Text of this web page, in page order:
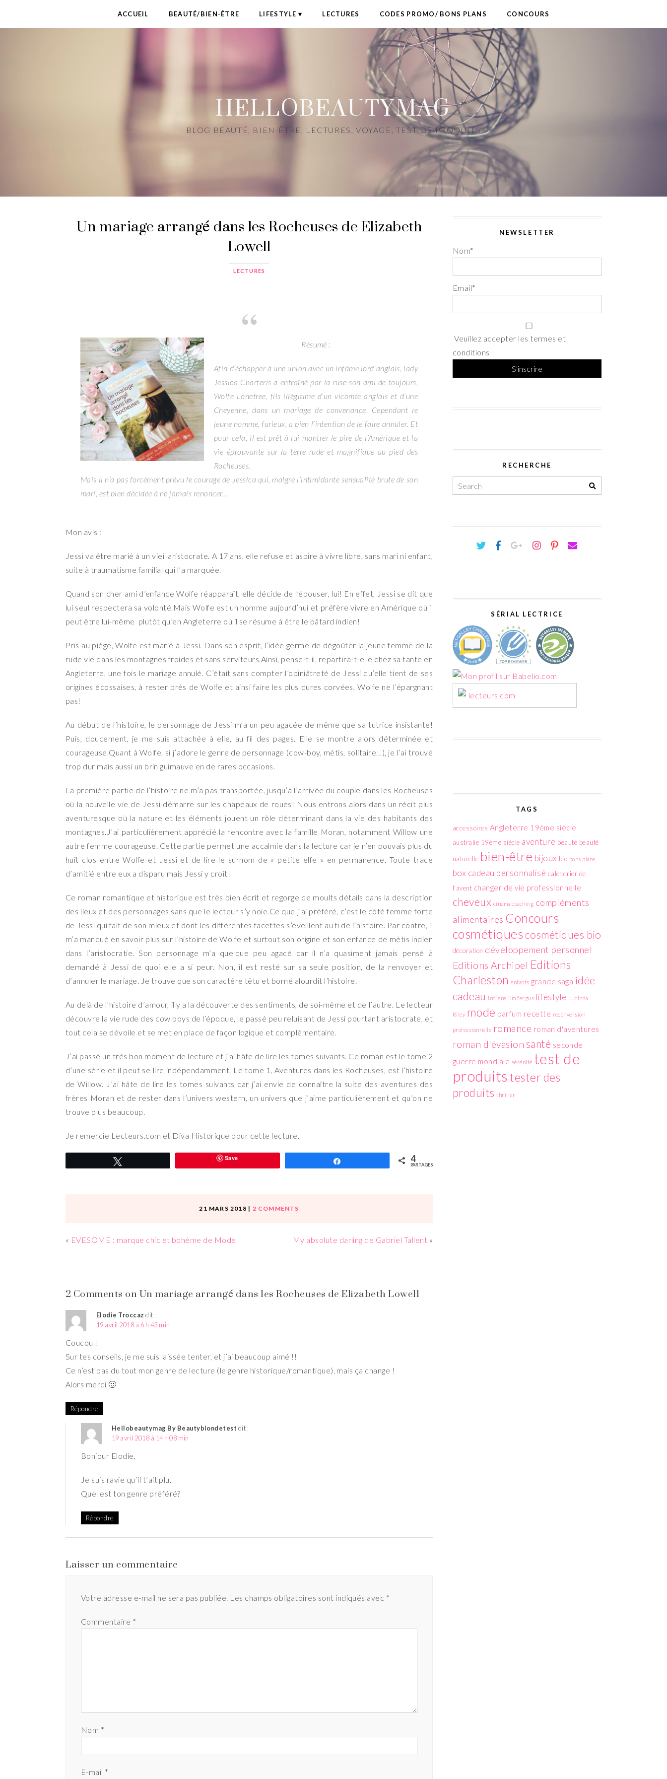
ACCUEIL BEAUTÉ/BIEN-ÊTRE LIFESTYLE LECTURES CODES PROMO/ BONS PLANS CONCOURS
HELLOBEAUTYMAG
BLOG BEAUTÉ, BIEN-ÊTRE, LECTURES, VOYAGE, TEST DE PRODUITS
Un mariage arrangé dans les Rocheuses de Elizabeth
Lowell
LECTURES
Résumé :
Afin d’échapper à une union avec un infâme lord anglais, lady
Jessica Charteris a entraîné par la ruse son ami de toujours,
Wolfe Lonetree, fils illégitime d’un vicomte anglais et d’une
Cheyenne, dans un mariage de convenance. Cependant le
jeune homme, furieux, a bien l’intention de le faire annuler. Et
pour cela, il est prêt à lui montrer le pire de l’Amérique et la
vie éprouvante sur la terre rude et magnifique au pied des
Rocheuses.
Mais il n’a pas forcément prévu le courage de Jessica qui, malgré l’intimidante sensualité brute de son
mari, est bien décidée à ne jamais renoncer…
Mon avis :
Jessi va être marié à un vieil aristocrate. A 17 ans, elle refuse et aspire à vivre libre, sans mari ni enfant,
suite à traumatisme familial qui l’a marquée.
Quand son cher ami d’enfance Wolfe réapparaît, elle décide de l’épouser, lui! En effet, Jessi se dit que
lui seul respectera sa volonté.Mais Wolfe est un homme aujourd’hui et préfère vivre en Amérique où il
peut être lui-même plutôt qu’en Angleterre où il se résume à être le bâtard indien!
Pris au piège, Wolfe est marié à Jessi. Dans son esprit, l’idée germe de dégoûter la jeune femme de la
rude vie dans les montagnes froides et sans serviteurs.Ainsi, pense-t-il, repartira-t-elle chez sa tante en
Angleterre, une fois le mariage annulé. C’était sans compter l’opiniâtreté de Jessi qu’elle tient de ses
origines écossaises, à rester près de Wolfe et ainsi faire les plus dures corvées, Wolfe ne l’épargnant
pas!
Au début de l’histoire, le personnage de Jessi m’a un peu agacée de même que sa tutrice insistante!
Puis, doucement, je me suis attachée à elle, au fil des pages. Elle se montre alors déterminée et
courageuse.Quant à Wolfe, si j’adore le genre de personnage (cow-boy, métis, solitaire…), je l’ai trouvé
trop dur mais aussi un brin guimauve en de rares occasions.
La première partie de l’histoire ne m’a pas transportée, jusqu’à l’arrivée du couple dans les Rocheuses
où la nouvelle vie de Jessi démarre sur les chapeaux de roues! Nous entrons alors dans un récit plus
aventuresque où la nature et les éléments jouent un rôle déterminant dans la vie des habitants des
montagnes.J’ai particulièrement apprécié la rencontre avec la famille Moran, notamment Willow une
autre femme courageuse. Cette partie permet une accalmie dans la lecture car je n’en pouvais plus du
huit clos entre Wolfe et Jessi et de lire le surnom de « petite elfe » en permanence. Toute trace
d’amitié entre eux a disparu mais Jessi y croit!
Ce roman romantique et historique est très bien écrit et regorge de moults détails dans la description
des lieux et des personnages sans que le lecteur s’y noie.Ce que j’ai préféré, c’est le côté femme forte
de Jessi qui fait de son mieux et dont les différentes facettes s’éveillent au fi de l’histoire. Par contre, il
m’a manqué en savoir plus sur l’histoire de Wolfe et surtout son origine et son enfance de métis indien
dans l’aristocratie. Son personnage m’a quelque peu agacé car il n’a quasiment jamais pensé à
demandé à Jessi de quoi elle a si peur. Non, il est resté sur sa seule position, de la renvoyer et
d’annuler le mariage. Je trouve que son caractère têtu et borné alourdit l’histoire.
Au delà de l’histoire d’amour, il y a la découverte des sentiments, de soi-même et de l’autre. Le lecteur
découvre la vie rude des cow boys de l’époque, le passé peu reluisant de Jessi pourtant aristocrate, et
tout cela se dévoile et se met en place de façon logique et complémentaire.
J’ai passé un très bon moment de lecture et j’ai hâte de lire les tomes suivants. Ce roman est le tome 2
d’une série et il peut se lire indépendamment. Le tome 1, Aventures dans les Rocheuses, est l’histoire
de Willow. J’ai hâte de lire les tomes suivants car j’ai envie de connaître la suite des aventures des
frères Moran et de rester dans l’univers western, un univers que j’aime particulièrement et qu’on ne
trouve plus beaucoup.
Je remercie Lecteurs.com et Diva Historique pour cette lecture.
Save 4
PARTAGES
21 MARS 2018 | 2 COMMENTS
« EVESOME : marque chic et bohème de Mode My absolute darling de Gabriel Tallent »
2 Comments on Un mariage arrangé dans les Rocheuses de Elizabeth Lowell
Elodie Troccaz dit :
19 avril 2018 à 6 h 43 min
Coucou !
Sur tes conseils, je me suis laissée tenter, et j’ai beaucoup aimé !!
Ce n’est pas du tout mon genre de lecture (le genre historique/romantique), mais ça change !
Alors merci 🙂
Répondre
Hellobeautymag By Beautyblondetest dit :
19 avril 2018 à 14 h 08 min
Bonjour Elodie,
Je suis ravie qu’il t’ait plu.
Quel est ton genre préféré?
Répondre
Laisser un commentaire
Votre adresse e-mail ne sera pas publiée. Les champs obligatoires sont indiqués avec *
Commentaire *
Nom *
E-mail *
NEWSLETTER
Nom*
Email*
Veuillez accepter les termes et
conditions
RECHERCHE
SÉRIAL LECTRICE
lecteurs.com
TAGS
accessoires Angleterre 19ème siècle
australie 19ème siècle aventure beauté beauté
naturelle bien-être bijoux bio bons plans
box cadeau personnalisé calendrier de
l'avent changer de vie professionnelle
cheveux cinema coaching compléments
alimentaires Concours
cosmétiques cosmétiques bio
décoration développement personnel
Editions Archipel Editions
Charleston enfants grande saga idée
cadeau indiens jim fergus lifestyle Lucinda
Riley mode parfum recette reconversion
professionnelle romance roman d'aventures
roman d'évasion santé seconde
guerre mondiale sérénité test de
produits tester des
produits thriller